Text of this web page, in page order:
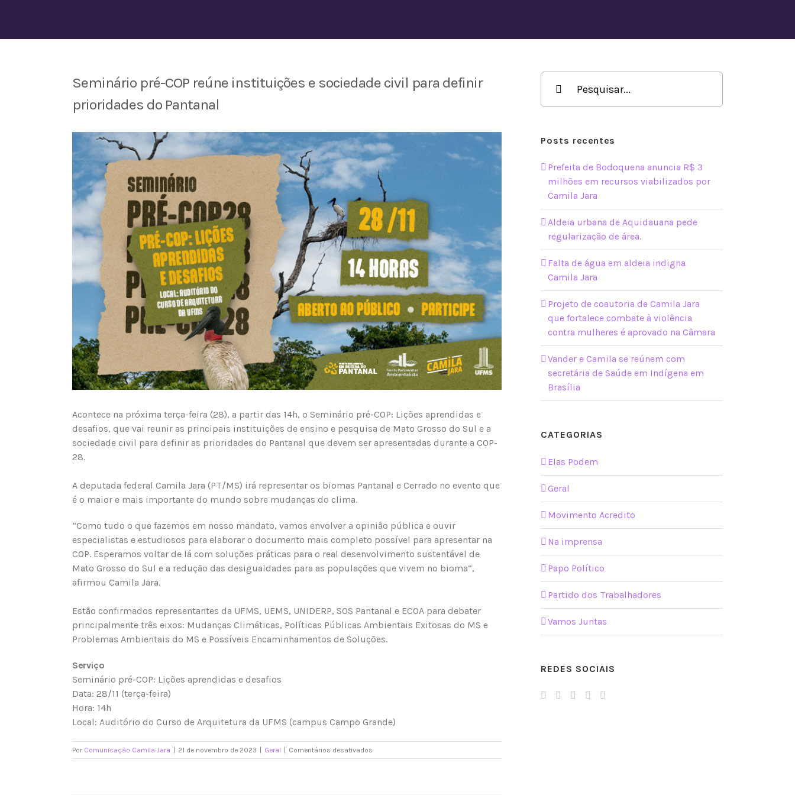
Seminário pré-COP reúne instituições e sociedade civil para definir
prioridades do Pantanal
View
Larger
Image
Acontece na próxima terça-feira (28), a partir das 14h, o Seminário pré-COP: Lições aprendidas e
desafios, que vai reunir as principais instituições de ensino e pesquisa de Mato Grosso do Sul e a
sociedade civil para definir as prioridades do Pantanal que devem ser apresentadas durante a COP-
28.
A deputada federal Camila Jara (PT/MS) irá representar os biomas Pantanal e Cerrado no evento que
é o maior e mais importante do mundo sobre mudanças do clima.
“Como tudo o que fazemos em nosso mandato, vamos envolver a opinião pública e ouvir
especialistas e estudiosos para elaborar o documento mais completo possível para apresentar na
COP. Esperamos voltar de lá com soluções práticas para o real desenvolvimento sustentável de
Mato Grosso do Sul e a redução das desigualdades para as populações que vivem no bioma”,
afirmou Camila Jara.
Estão confirmados representantes da UFMS, UEMS, UNIDERP, SOS Pantanal e ECOA para debater
principalmente três eixos: Mudanças Climáticas, Políticas Públicas Ambientais Exitosas do MS e
Problemas Ambientais do MS e Possíveis Encaminhamentos de Soluções.
Serviço
Seminário pré-COP: Lições aprendidas e desafios
Data: 28/11 (terça-feira)
Hora: 14h
Local: Auditório do Curso de Arquitetura da UFMS (campus Campo Grande)
Por Comunicação Camila Jara | 21 de novembro de 2023 | Geral | Comentários desativados
Seminário
Buscar
resultados
para:
Posts recentes
Prefeita de Bodoquena anuncia R$ 3
milhões em recursos viabilizados por
Camila Jara
Aldeia urbana de Aquidauana pede
regularização de área.
Falta de água em aldeia indigna
Camila Jara
Projeto de coautoria de Camila Jara
que fortalece combate à violência
contra mulheres é aprovado na Câmara
Vander e Camila se reúnem com
secretária de Saúde em Indígena em
Brasília
CATEGORIAS
Elas Podem
Geral
Movimento Acredito
Na imprensa
Papo Político
Partido dos Trabalhadores
Vamos Juntas
REDES SOCIAIS